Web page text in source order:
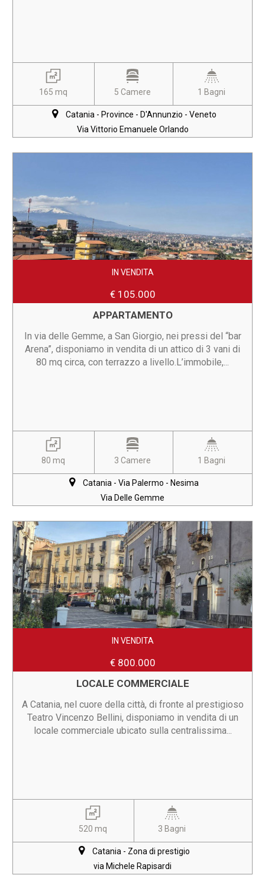
165 mq 5 Camere 1 Bagni
Catania - Province - D'Annunzio - Veneto
Via Vittorio Emanuele Orlando
IN VENDITA
€ 105.000
APPARTAMENTO
In via delle Gemme, a San Giorgio, nei pressi del “bar
Arena”, disponiamo in vendita di un attico di 3 vani di
80 mq circa, con terrazzo a livello.L’immobile,...
80 mq 3 Camere 1 Bagni
Catania - Via Palermo - Nesima
Via Delle Gemme
IN VENDITA
€ 800.000
LOCALE COMMERCIALE
A Catania, nel cuore della città, di fronte al prestigioso
Teatro Vincenzo Bellini, disponiamo in vendita di un
locale commerciale ubicato sulla centralissima...
520 mq 3 Bagni
Catania - Zona di prestigio
via Michele Rapisardi